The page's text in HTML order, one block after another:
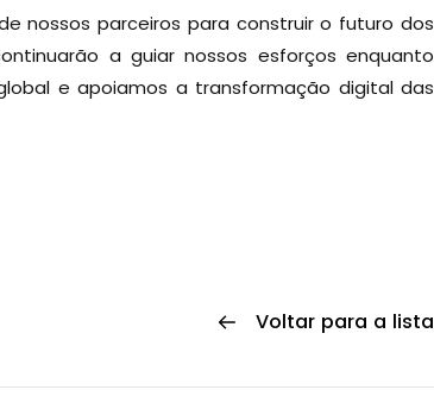
nossos parceiros para construir o futuro dos
a guiar nossos esforços enquanto
e apoiamos a transformação digital das
Voltar para a lista